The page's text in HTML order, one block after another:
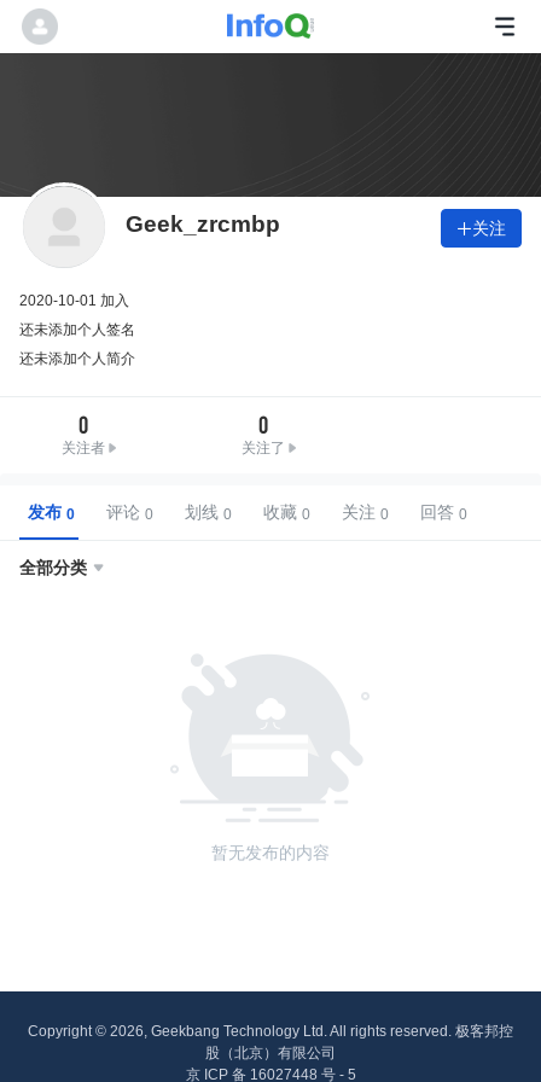
Geek_zrcmbp 关注
2020-10-01 加入
还未添加个人签名
还未添加个人简介
0
关注者
0
关注了
发布 评论 划线 收藏 关注 回答
全部分类 
暂无发布的内容
Copyright © 2026, Geekbang Technology Ltd. All rights reserved. 极客邦控
股（北京）有限公司
京 ICP 备 16027448 号 - 5